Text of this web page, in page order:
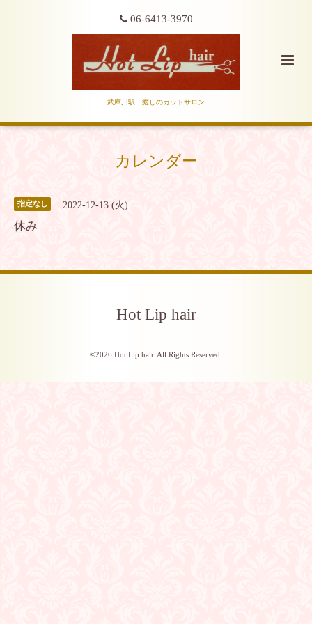
06-6413-3970
武庫川駅 癒しのカットサロン
カレンダー
指定なし 2022-12-13 (火)
休み
Hot Lip hair
©2026 Hot Lip hair. All Rights Reserved.